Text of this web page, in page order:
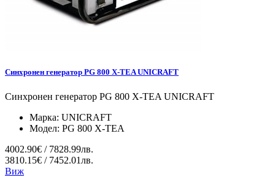
Синхронен генератор PG 800 X-TEA UNICRAFT
Синхронен генератор PG 800 X-TEA UNICRAFT
Марка: UNICRAFT
Модел: PG 800 X-TEA
4002.90€ / 7828.99лв.
3810.15€ / 7452.01лв.
Виж